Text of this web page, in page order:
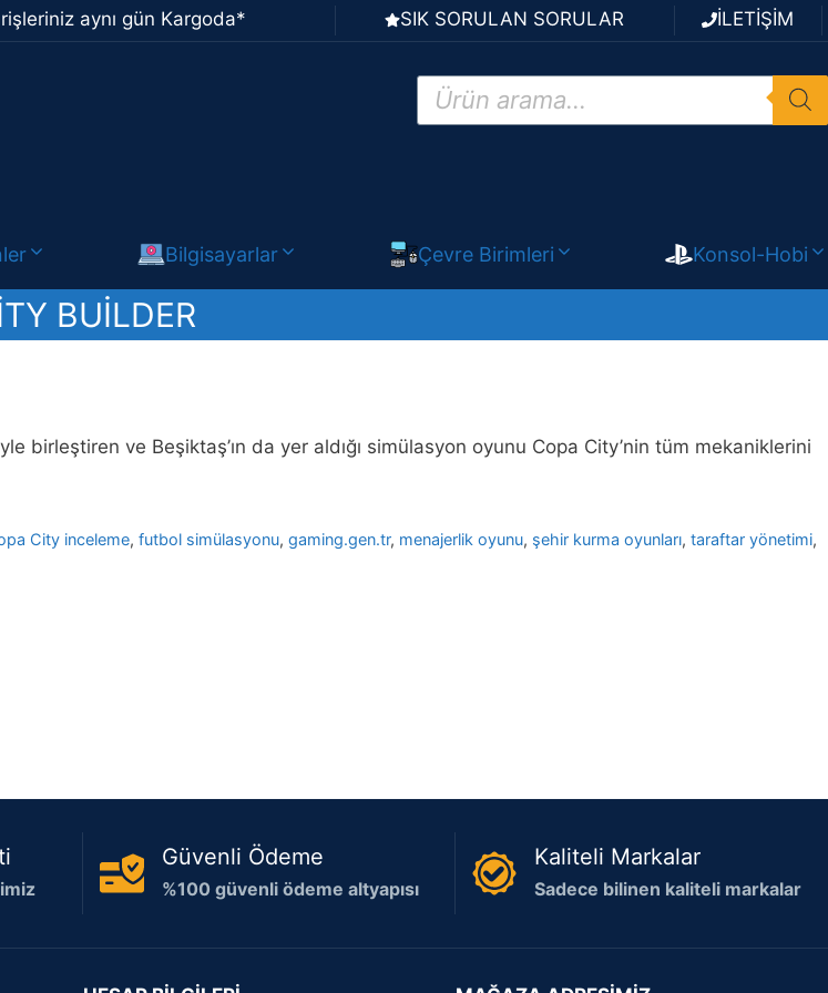
aynı gün Kargoda* SIK SORULAN SORULAR İLETİŞİM
Products
search
Bilgisayarlar Çevre Birimleri Konsol-Hobi
BUILDER
birleştiren ve Beşiktaş’ın da yer aldığı simülasyon oyunu Copa City’nin tüm mekaniklerini
City inceleme,futbol simülasyonu,gaming.gen.tr, menajerlik oyunu, şehir kurma oyunları,taraftar yönetimi,
Güvenli Ödeme
%100 güvenli ödeme altyapısı
Kaliteli Markalar
Sadece bilinen kaliteli markalar